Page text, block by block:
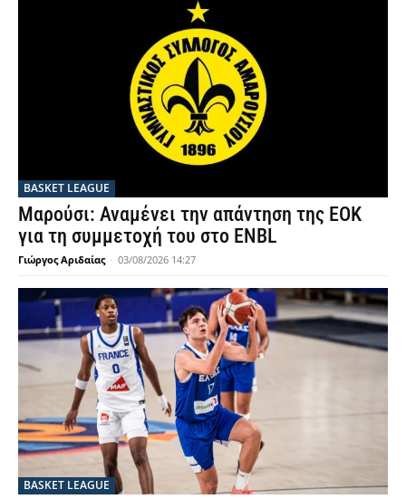
BASKET LEAGUE
Μαρούσι: Αναμένει την απάντηση της ΕΟΚ
για τη συμμετοχή του στο ENBL
Γιώργος Αριδαίας - 03/08/2026 14:27
BASKET LEAGUE